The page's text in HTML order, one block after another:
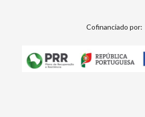
Cofinanciado por: